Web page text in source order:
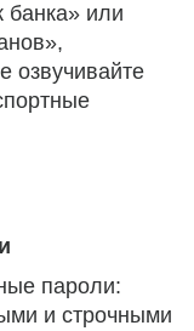
банка» или
озвучивайте
пароли:
и строчными